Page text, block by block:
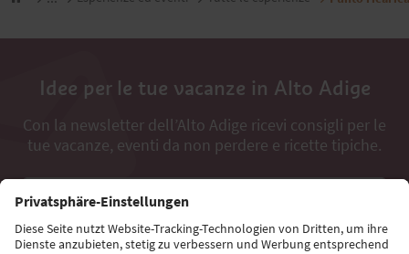
Idee per le tue vacanze in Alto Adige
Con la newsletter dell’Alto Adige ricevi consigli per le
tue vacanze, eventi da non perdere e ricette tipiche.
Indirizzo e-mail*